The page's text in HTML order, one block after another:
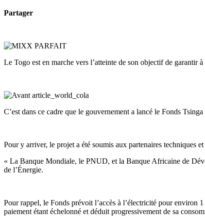
Partager
Le Togo est en marche vers l’atteinte de son objectif de garantir
C’est dans ce cadre que le gouvernement a lancé le Fonds
Pour y arriver, le projet a été soumis aux partenaires techniques
« La Banque Mondiale, le PNUD, et la Banque Africaine de
de l’Énergie.
Pour rappel, le Fonds prévoit l’accès à l’électricité pour environ
paiement étant échelonné et déduit progressivement de sa